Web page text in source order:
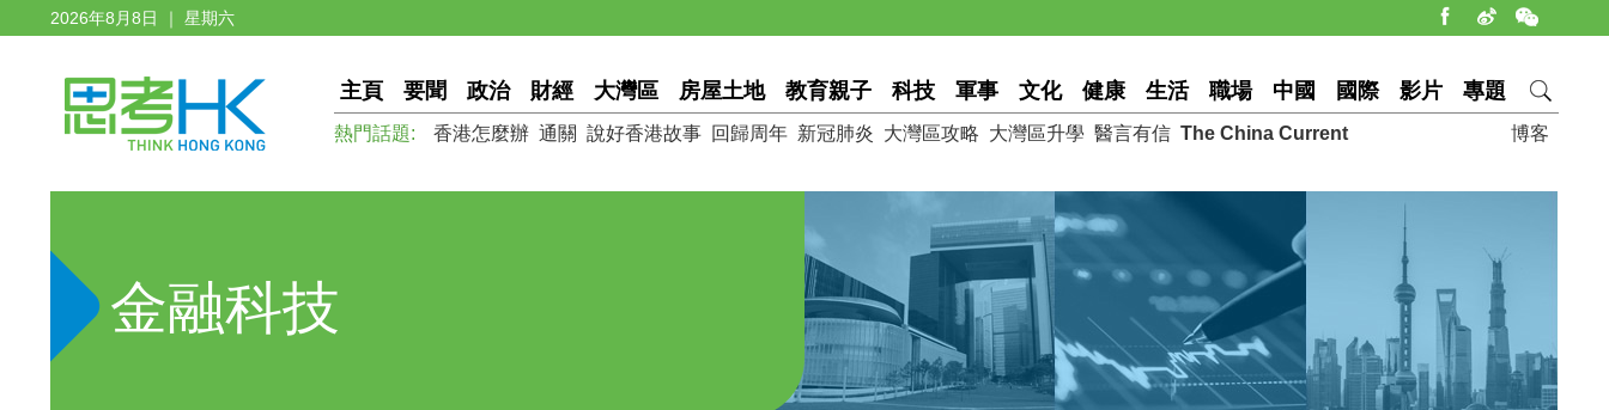
2026年8月8日 ｜ 星期六
主頁 要聞 政治 財經 大灣區 房屋土地 教育親子 科技 軍事 文化 健康 生活 職場 中國 國際 影片 專題
博客
熱門話題: 香港怎麼辦 通關 說好香港故事 回歸周年 新冠肺炎 大灣區攻略 大灣區升學 醫言有信 The China Current
金融科技